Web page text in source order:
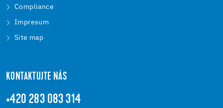
Compliance
Impresum
Site map
KONTAKTUJTE NÁS
+420 283 083 314